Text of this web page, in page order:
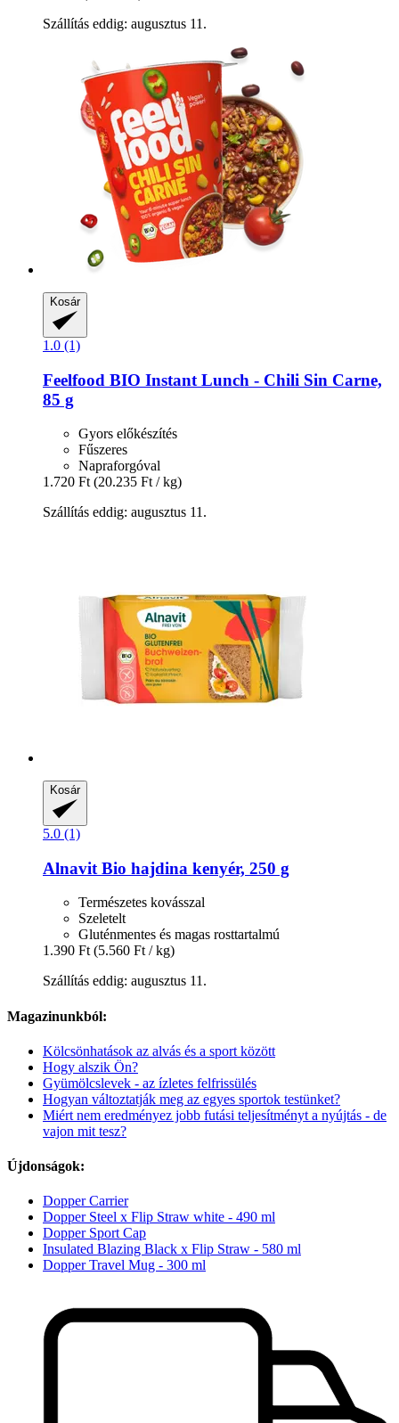
Szállítás eddig: augusztus 11.
Kosár
1.0 (1)
Feelfood BIO Instant Lunch -​ Chili Sin Carne,
85 g
Gyors előkészítés
Fűszeres
Napraforgóval
1.720 Ft (20.235 Ft / kg)
Szállítás eddig: augusztus 11.
Kosár
5.0 (1)
Alnavit Bio hajdina kenyér, 250 g
Természetes kovásszal
Szeletelt
Gluténmentes és magas rosttartalmú
1.390 Ft (5.560 Ft / kg)
Szállítás eddig: augusztus 11.
Magazinunkból:
Kölcsönhatások az alvás és a sport között
Hogy alszik Ön?
Gyümölcslevek - az ízletes felfrissülés
Hogyan változtatják meg az egyes sportok testünket?
Miért nem eredményez jobb futási teljesítményt a nyújtás - de
vajon mit tesz?
Újdonságok:
Dopper Carrier
Dopper Steel x Flip Straw white - 490 ml
Dopper Sport Cap
Insulated Blazing Black x Flip Straw - 580 ml
Dopper Travel Mug - 300 ml